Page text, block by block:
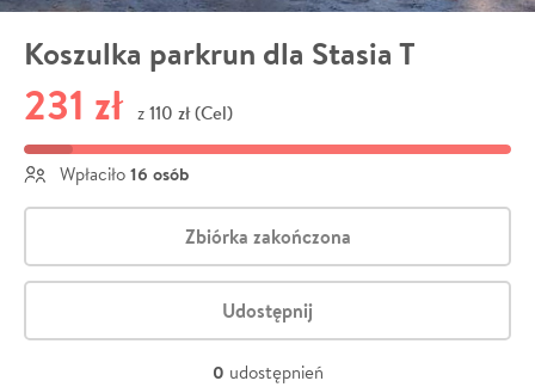
Koszulka parkrun dla Stasia T
231 zł z 110 zł (Cel)
Wpłaciło 16 osób
Zbiórka zakończona
Udostępnij
0 udostępnień